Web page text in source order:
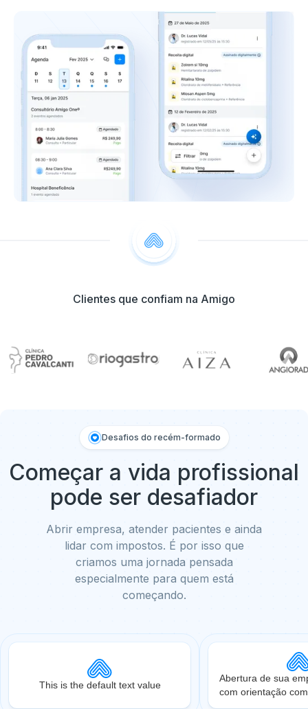
Clientes que confiam na Amigo
Desafios do recém-formado
Começar a vida profissional
pode ser desafiador
Abrir empresa, atender pacientes e ainda
lidar com impostos. É por isso que
criamos uma jornada pensada
especialmente para quem está
começando.
This is the default text value
Abertura de sua
com orientação